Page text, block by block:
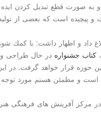
به صورت قطع تبدیل كردن
است كه بعضی از
داد و اظهار داشت: با كمك
كتاب جشنواره در حال طراحی و
حوزه قرار خواهد گرفت. در
است و مطمئن هستم مورد توجه
از ۲۶ تا ۳۰ آبان ماه در مركز آفرینش های